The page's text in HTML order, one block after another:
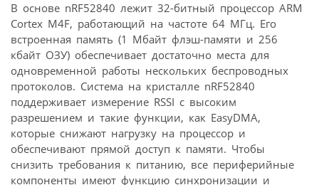
В основе nRF52840 лежит 32-битный процессор ARM
Cortex M4F, работающий на частоте 64 МГц. Его
встроенная память (1 Мбайт флэш-памяти и 256
кбайт ОЗУ) обеспечивает достаточно места для
одновременной работы нескольких беспроводных
протоколов. Система на кристалле nRF52840
поддерживает измерение RSSI с высоким
разрешением и такие функции, как EasyDMA,
которые снижают нагрузку на процессор и
обеспечивают прямой доступ к памяти. Чтобы
снизить требования к питанию, все периферийные
компоненты имеют функцию синхронизации и